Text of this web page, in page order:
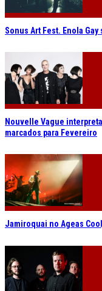
Sonus Art Fest. Enola
Nouvelle Vague
marcados para Fevereiro
Jamiroquai no Ageas